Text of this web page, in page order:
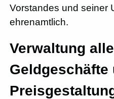
Vorstandes und seiner
ehrenamtlich.
Verwaltung
Geldgeschäfte